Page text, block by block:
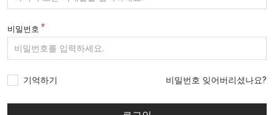
비밀번호
기억하기 비밀번호 잊어버리셨나요?